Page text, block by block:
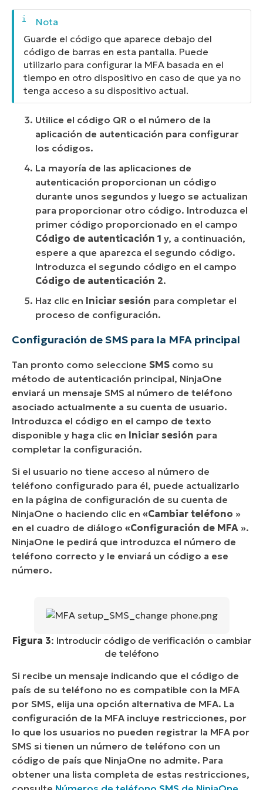
Guarde el código que aparece debajo del
código de barras en esta pantalla. Puede
utilizarlo para configurar la MFA basada en el
tiempo en otro dispositivo en caso de que ya no
tenga acceso a su dispositivo actual.
Utilice el código QR o el número de la
aplicación de autenticación para configurar
los códigos.
La mayoría de las aplicaciones de
autenticación proporcionan un código
durante unos segundos y luego se actualizan
para proporcionar otro código. Introduzca el
primer código proporcionado en el campo
Código de autenticación 1 y, a continuación,
espere a que aparezca el segundo código.
Introduzca el segundo código en el campo
Código de autenticación 2.
Haz clic en Iniciar sesión para completar el
proceso de configuración.
Configuración de SMS para la MFA principal
Tan pronto como seleccione SMS como su
método de autenticación principal, NinjaOne
enviará un mensaje SMS al número de teléfono
asociado actualmente a su cuenta de usuario.
Introduzca el código en el campo de texto
disponible y haga clic en Iniciar sesión para
completar la configuración.
Si el usuario no tiene acceso al número de
teléfono configurado para él, puede actualizarlo
en la página de configuración de su cuenta de
NinjaOne o haciendo clic en «Cambiar teléfono »
en el cuadro de diálogo «Configuración de MFA ».
NinjaOne le pedirá que introduzca el número de
teléfono correcto y le enviará un código a ese
número.
Figura 3: Introducir código de verificación o cambiar
de teléfono
Si recibe un mensaje indicando que el código de
país de su teléfono no es compatible con la MFA
por SMS, elija una opción alternativa de MFA. La
configuración de la MFA incluye restricciones, por
lo que los usuarios no pueden registrar la MFA por
SMS si tienen un número de teléfono con un
código de país que NinjaOne no admite. Para
obtener una lista completa de estas restricciones,